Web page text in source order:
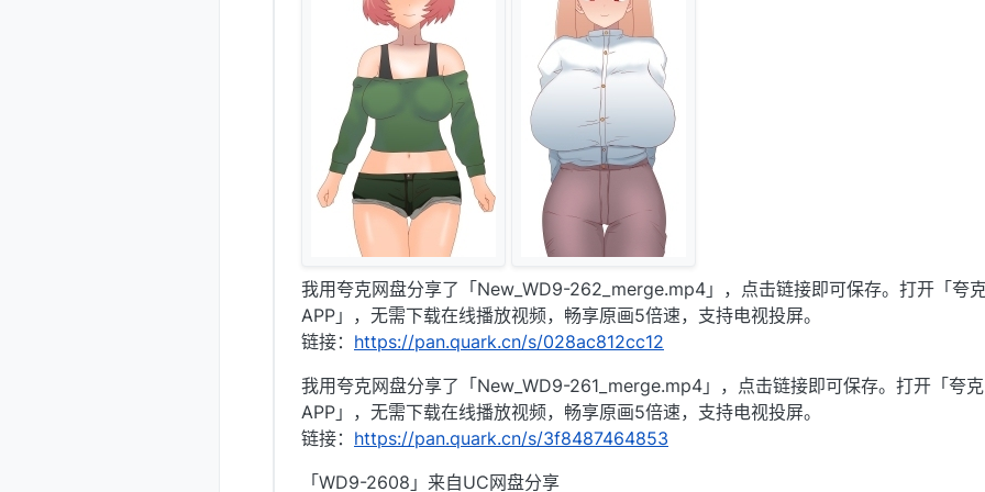
我用夸克网盘分享了「New_WD9-262_merge.mp4」，点击链接即可保存。打开「夸
APP」，无需下载在线播放视频，畅享原画5倍速，支持电视投屏。
链接： https://pan.quark.cn/s/028ac812cc12
我用夸克网盘分享了「New_WD9-261_merge.mp4」，点击链接即可保存。打开「夸克
APP」，无需下载在线播放视频，畅享原画5倍速，支持电视投屏。
链接： https://pan.quark.cn/s/3f8487464853
「WD9-2608」来自UC网盘分享